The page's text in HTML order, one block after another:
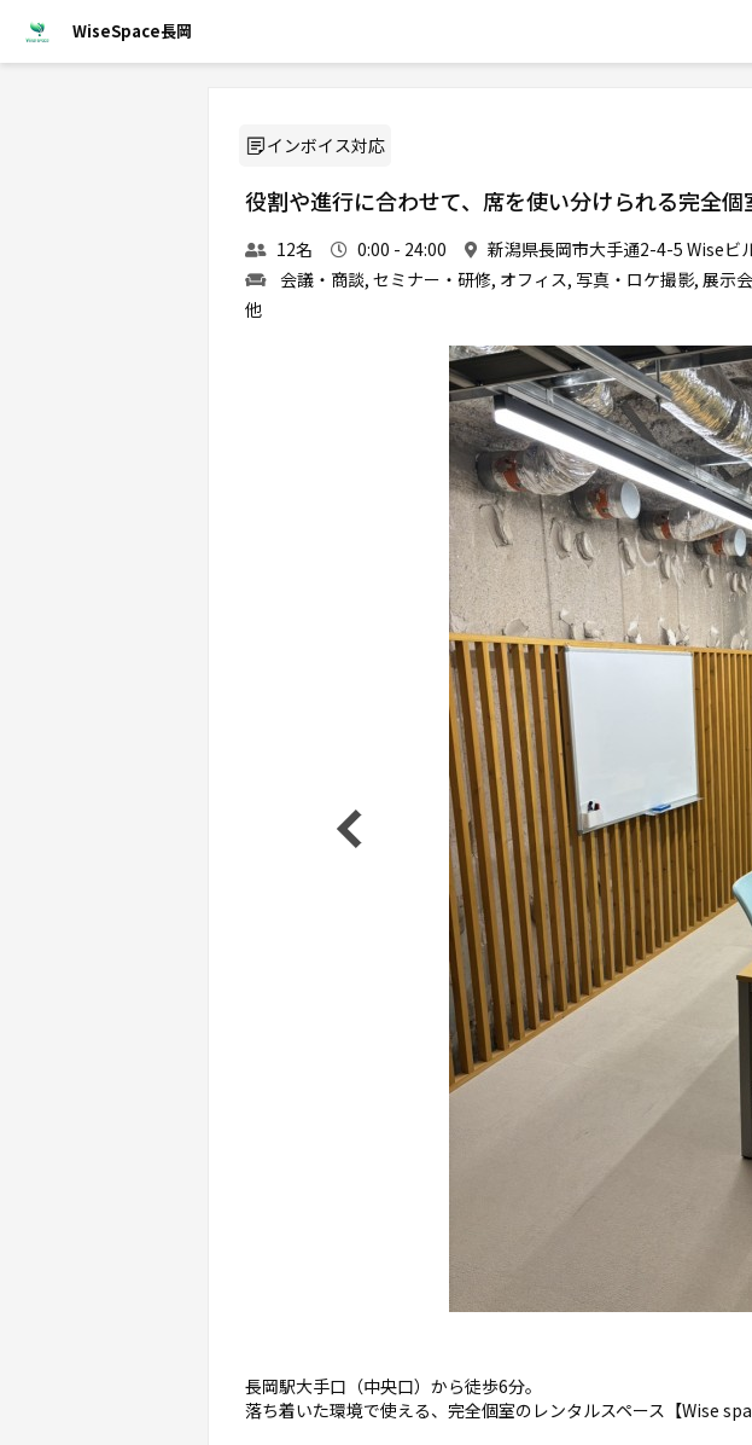
WiseSpace長岡
インボイス対応
役割や進行に合わせて、席を使い分けられる完全個
12名 0:00 - 24:00
新潟県長岡市大手通2-4-5 Wise
会議・商談, セミナー・研修, オフィス, 写真・ロケ撮影, 展示
他
長岡駅大手口（中央口）から徒歩6分。
落ち着いた環境で使える、完全個室のレンタルスペース【Wise